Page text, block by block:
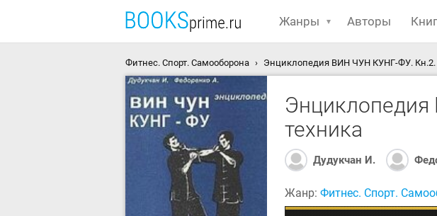
Жанры Авторы
Фитнес. Спорт. Самооборона Энциклопедия ВИН ЧУН КУНГ-ФУ. Кн.2.
техника
Дудукчан И.
Жанр: Фитнес. Спорт.